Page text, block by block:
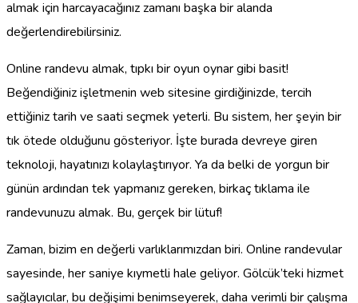
almak için harcayacağınız zamanı başka bir alanda
değerlendirebilirsiniz.
Online randevu almak, tıpkı bir oyun oynar gibi basit!
Beğendiğiniz işletmenin web sitesine girdiğinizde, tercih
ettiğiniz tarih ve saati seçmek yeterli. Bu sistem, her şeyin bir
tık ötede olduğunu gösteriyor. İşte burada devreye giren
teknoloji, hayatınızı kolaylaştırıyor. Ya da belki de yorgun bir
günün ardından tek yapmanız gereken, birkaç tıklama ile
randevunuzu almak. Bu, gerçek bir lütuf!
Zaman, bizim en değerli varlıklarımızdan biri. Online randevular
sayesinde, her saniye kıymetli hale geliyor. Gölcük’teki hizmet
sağlayıcılar, bu değişimi benimseyerek, daha verimli bir çalışma